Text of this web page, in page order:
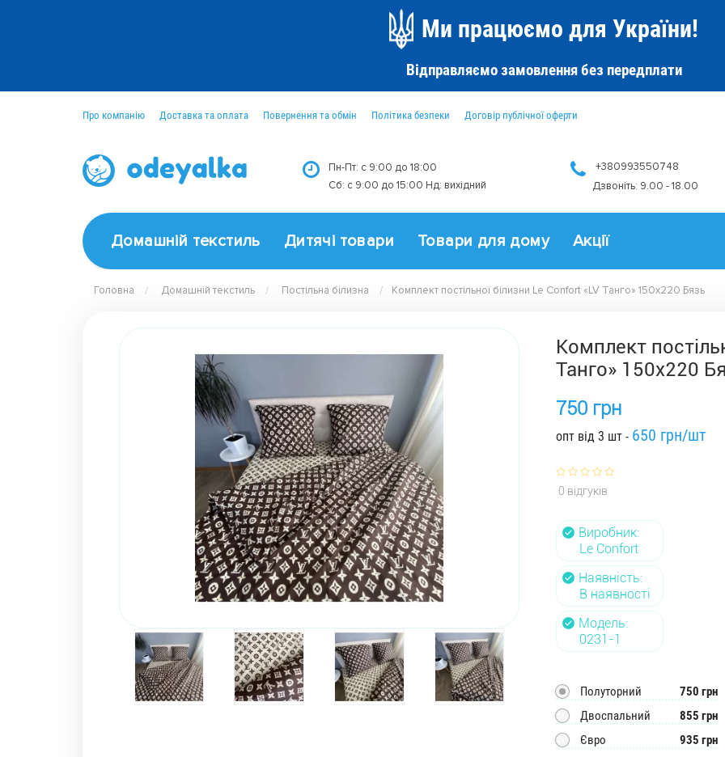
Ми працюємо для України!
Відправляємо замовлення без передплати
Про компанію Доставка та оплата Повернення та обмін Політика безпеки Договір публічної оферти
Пн-Пт: с 9:00 до 18:00
Сб: c 9:00 до 15:00 Нд: вихідний
+380993550748
Дзвоніть: 9.00 - 18.00
Домашній текстиль Дитячі товари Товари для дому Акції
Головна Домашній текстиль Постільна білизна Комплект постільної білизни Le Confort «LV Танго» 150x220 Бязь
Комплект
Танго» 150x220
750 грн
опт від 3 шт - 650 грн/шт
0 відгуків
Виробник:
Le Confort
Наявність:
В наявності
Модель:
0231-1
Полуторний
750 грн
Двоспальний
855 грн
Євро
935 грн